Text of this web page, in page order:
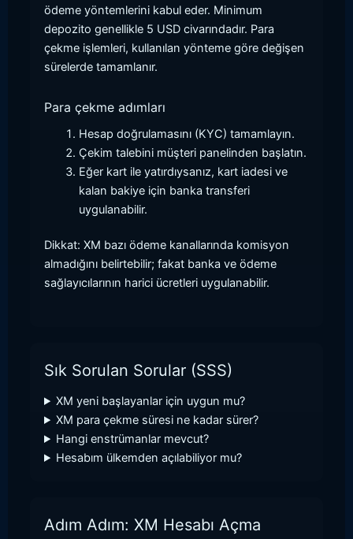
ödeme yöntemlerini kabul eder. Minimum
depozito genellikle 5 USD civarındadır. Para
çekme işlemleri, kullanılan yönteme göre değişen
sürelerde tamamlanır.
Para çekme adımları
Hesap doğrulamasını (KYC) tamamlayın.
Çekim talebini müşteri panelinden başlatın.
Eğer kart ile yatırdıysanız, kart iadesi ve
kalan bakiye için banka transferi
uygulanabilir.
Dikkat: XM bazı ödeme kanallarında komisyon
almadığını belirtebilir; fakat banka ve ödeme
sağlayıcılarının harici ücretleri uygulanabilir.
Sık Sorulan Sorular (SSS)
XM yeni başlayanlar için uygun mu?
XM para çekme süresi ne kadar sürer?
Hangi enstrümanlar mevcut?
Hesabım ülkemden açılabiliyor mu?
Adım Adım: XM Hesabı Açma